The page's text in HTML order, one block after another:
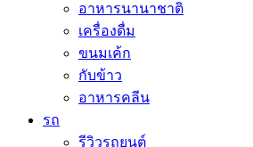
อาหารนานาชาติ
เครื่องดื่ม
ขนมเค้ก
กับข้าว
อาหารคลีน
รถ
รีวิวรถยนต์